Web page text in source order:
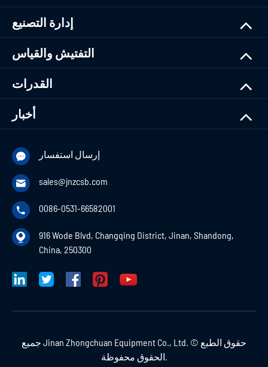
إدارة التصنيع
التفتيش والقياس
القدرات
أخبار
 إرسال استفسار
 sales@jnzcsb.com
 0086-0531-66582001

916 Wode Blvd, Changqing District, Jinan, Shandong,
China, 250300
حقوق الطبع © Jinan Zhongchuan Equipment Co., Ltd. جميع
الحقوق محفوظة.